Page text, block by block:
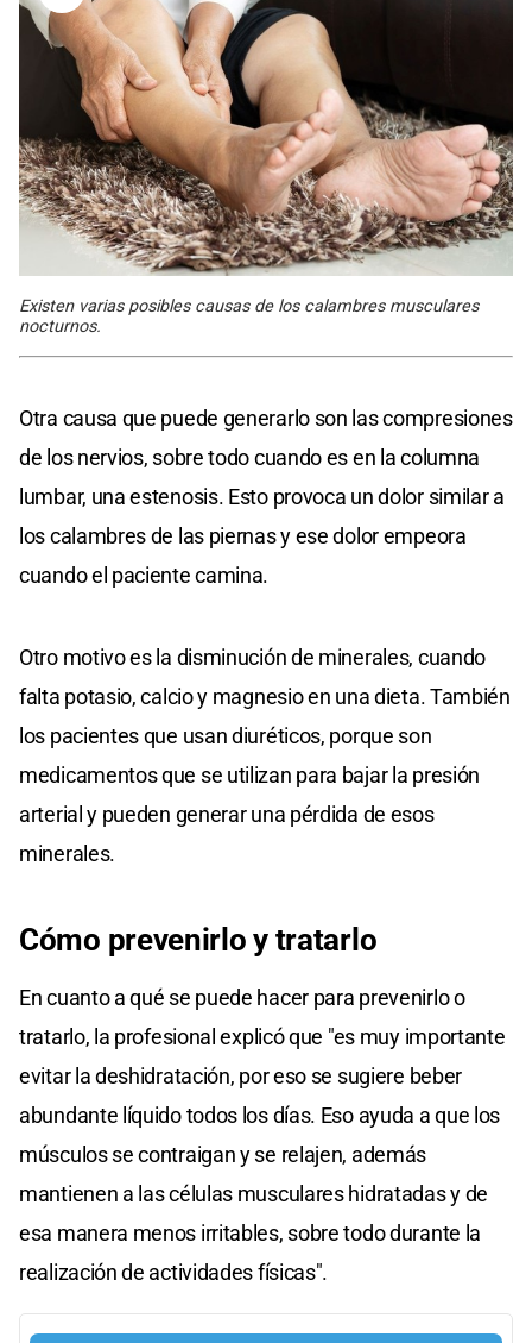
Existen varias posibles causas de los calambres musculares
nocturnos.
Otra causa que puede generarlo son las compresiones
de los nervios, sobre todo cuando es en la columna
lumbar, una estenosis. Esto provoca un dolor similar a
los calambres de las piernas y ese dolor empeora
cuando el paciente camina.
Otro motivo es la disminución de minerales, cuando
falta potasio, calcio y magnesio en una dieta. También
los pacientes que usan diuréticos, porque son
medicamentos que se utilizan para bajar la presión
arterial y pueden generar una pérdida de esos
minerales.
Cómo prevenirlo y tratarlo
En cuanto a qué se puede hacer para prevenirlo o
tratarlo, la profesional explicó que "es muy importante
evitar la deshidratación, por eso se sugiere beber
abundante líquido todos los días. Eso ayuda a que los
músculos se contraigan y se relajen, además
mantienen a las células musculares hidratadas y de
esa manera menos irritables, sobre todo durante la
realización de actividades físicas".